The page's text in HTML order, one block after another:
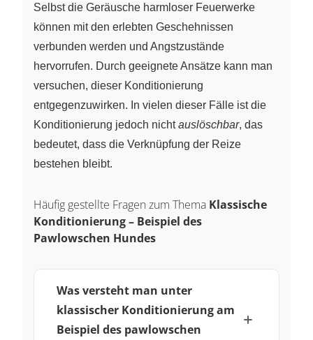
Selbst die Geräusche harmloser Feuerwerke
können mit den erlebten Geschehnissen
verbunden werden und Angstzustände
hervorrufen. Durch geeignete Ansätze kann man
versuchen, dieser Konditionierung
entgegenzuwirken. In vielen dieser Fälle ist die
Konditionierung jedoch nichtauslöschbar, das
bedeutet, dass die Verknüpfung der Reize
bestehen bleibt.
Häufig gestellte Fragen zum Thema Klassische
Konditionierung – Beispiel des
Pawlowschen Hundes
Was versteht man unter
klassischer Konditionierung am
Beispiel des pawlowschen